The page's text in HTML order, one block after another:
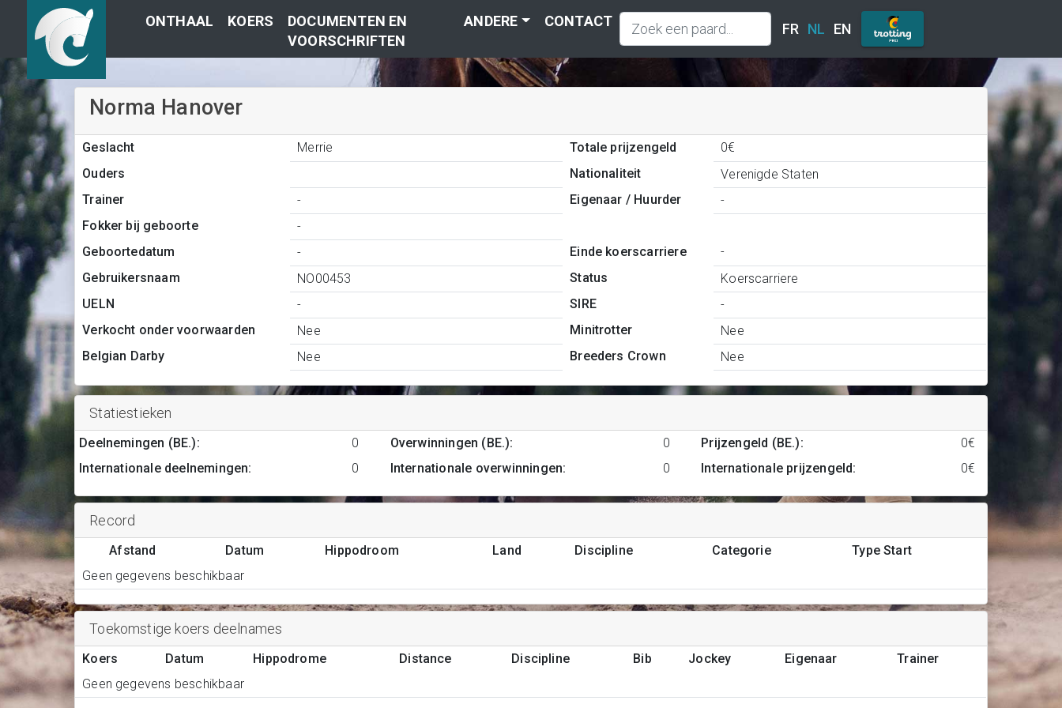
ONTHAAL KOERS
DOCUMENTEN EN
VOORSCHRIFTEN
ANDERE CONTACT FR NL EN
Norma Hanover
Geslacht Merrie Totale prijzengeld
0€
Ouders
Nationaliteit
Verenigde Staten
Trainer
- Eigenaar / Huurder
-
Fokker bij geboorte
-
Geboortedatum
- Einde koerscarriere
-
Gebruikersnaam
NO00453 Status
Koerscarriere
UELN
- SIRE
-
Verkocht onder voorwaarden
Nee Minitrotter
Nee
Belgian Darby
Nee Breeders Crown Nee
Statiestieken
Deelnemingen (BE.):
0
Internationale deelnemingen: 0
Overwinningen (BE.):
0
Internationale overwinningen: 0
Prijzengeld (BE.):
0€
Internationale prijzengeld: 0€
Record
Afstand Datum Hippodroom Land Discipline Categorie
Type Start
Geen gegevens beschikbaar
Toekomstige koers deelnames
Koers Datum Hippodrome Distance Discipline Bib Jockey Eigenaar
Trainer
Geen gegevens beschikbaar